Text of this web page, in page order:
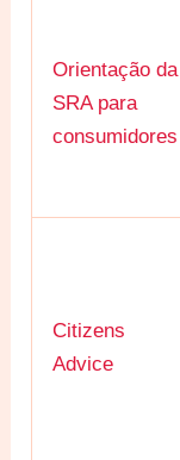
Orientação da
SRA para
consumidores
Citizens
Advice